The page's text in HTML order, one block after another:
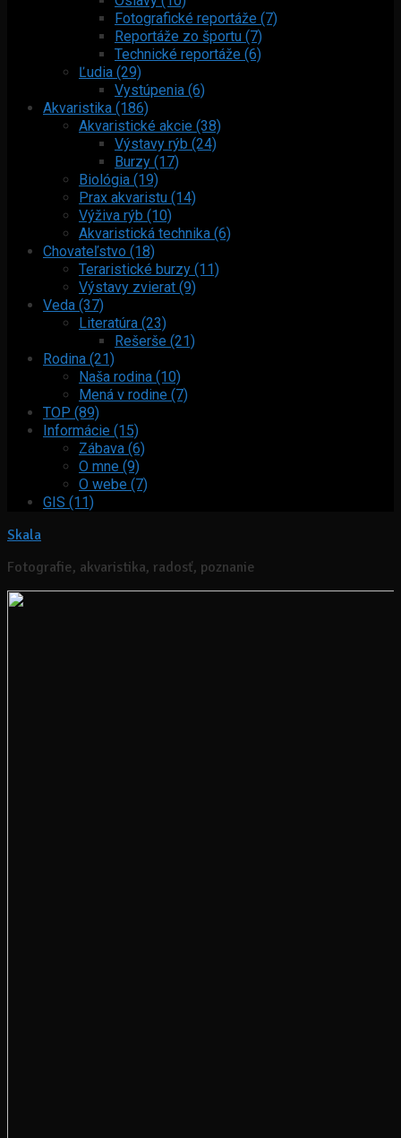
Fotografické reportáže (7)
Reportáže zo športu (7)
Technické reportáže (6)
Ľudia (29)
Vystúpenia (6)
Akvaristika (186)
Akvaristické akcie (38)
Výstavy rýb (24)
Burzy (17)
Biológia (19)
Prax akvaristu (14)
Výživa rýb (10)
Akvaristická technika (6)
Chovateľstvo (18)
Teraristické burzy (11)
Výstavy zvierat (9)
Veda (37)
Literatúra (23)
Rešerše (21)
Rodina (21)
Naša rodina (10)
Mená v rodine (7)
TOP (89)
Informácie (15)
Zábava (6)
O mne (9)
O webe (7)
GIS (11)
Skala
Fotografie, akvaristika, radosť, poznanie